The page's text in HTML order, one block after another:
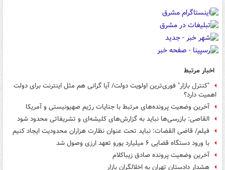
اخبار مرتبط
"کنترل بازار" فوری‌ترین اولویت دولت/ آیا گرانی هم مثل اینترنت برای دولت
اهمیت دارد؟
آخرین وضعیت پرونده‌های مرتبط با جنایات رژیم صهیونیستی و آمریکا
القاصی: بازرسی‌ها نباید به گزارش‌های کلیشه‌ای و تشریفاتی محدود شود
فیلم/ قاضی القضات: نباید تحت عنوان نظارت هزاران محدودیت ایجاد کنیم
با ورود دستگاه قضایی ۶ میلیارد یورو تعهد ارزی وصول شد
آخرین وضعیت پرونده صادق زیباکلام
هشدار دادستان تهران به اخلالگران بازار